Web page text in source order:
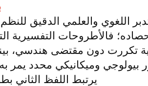
اللغوي والعلمي الدقيق
فالأطروحات التفسيرية
تكررت دون مقتضى هندسي،
بيولوجي وميكانيكي محدد يمر به
يرتبط اللفظ الثاني